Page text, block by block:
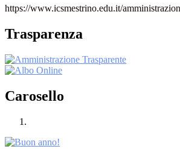
https://www.icsmestrino.edu.it/
Trasparenza
Carosello